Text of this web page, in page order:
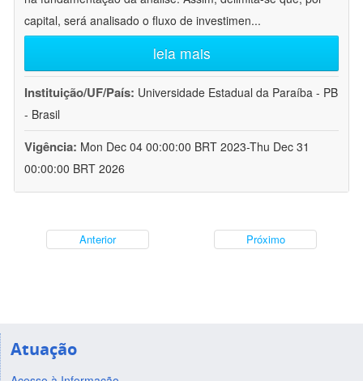
capital, será analisado o fluxo de investimen...
leia mais
Instituição/UF/País: Universidade Estadual da Paraíba - PB
- Brasil
Vigência: Mon Dec 04 00:00:00 BRT 2023-Thu Dec 31
00:00:00 BRT 2026
Anterior Próximo
Atuação